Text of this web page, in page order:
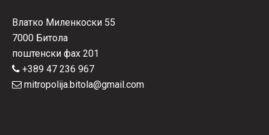
Влатко Миленкоски 55
7000 Битола
поштенски фах 201
+389 47 236 967
mitropolija.bitola@gmail.com